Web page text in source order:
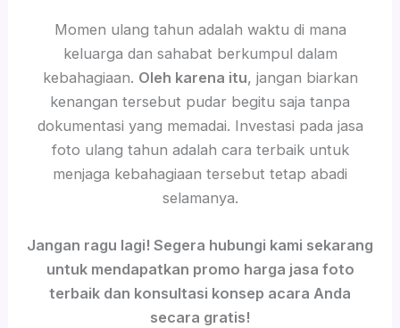
Momen ulang tahun adalah waktu di mana
keluarga dan sahabat berkumpul dalam
kebahagiaan. Oleh karena itu, jangan biarkan
kenangan tersebut pudar begitu saja tanpa
dokumentasi yang memadai. Investasi pada jasa
foto ulang tahun adalah cara terbaik untuk
menjaga kebahagiaan tersebut tetap abadi
selamanya.
Jangan ragu lagi! Segera hubungi kami sekarang
untuk mendapatkan promo harga jasa foto
terbaik dan konsultasi konsep acara Anda
secara gratis!